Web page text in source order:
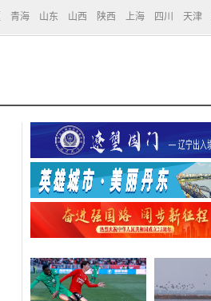
青海 山东 山西 陕西 上海 四川 天津